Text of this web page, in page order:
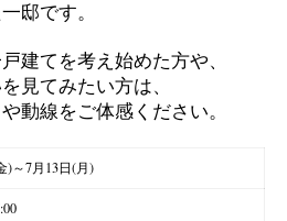
邸です。
建てを考え始めた方や、
見てみたい方は、
動線をご体感ください。
)～7月13日(月)